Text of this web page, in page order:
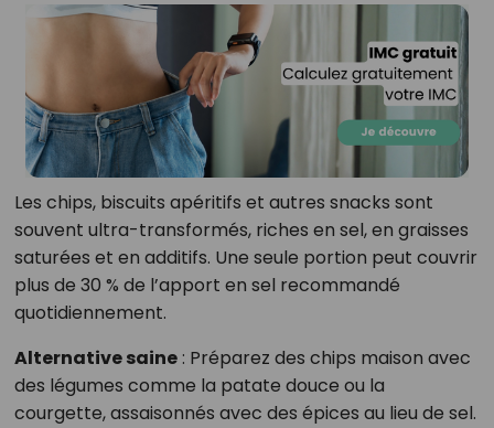
Les chips, biscuits apéritifs et autres snacks sont
souvent ultra-transformés, riches en sel, en graisses
saturées et en additifs. Une seule portion peut couvrir
plus de 30 % de l’apport en sel recommandé
quotidiennement.
Alternative saine: Préparez des chips maison avec
des légumes comme la patate douce ou la
courgette, assaisonnés avec des épices au lieu de sel.